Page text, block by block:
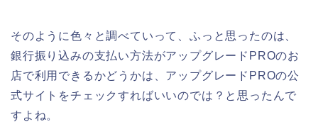
そのように色々と調べていって、ふっと思ったのは、
銀行振り込みの支払い方法がアップグレードPROのお
店で利用できるかどうかは、アップグレードPROの公
式サイトをチェックすればいいのでは？と思ったんで
すよね。